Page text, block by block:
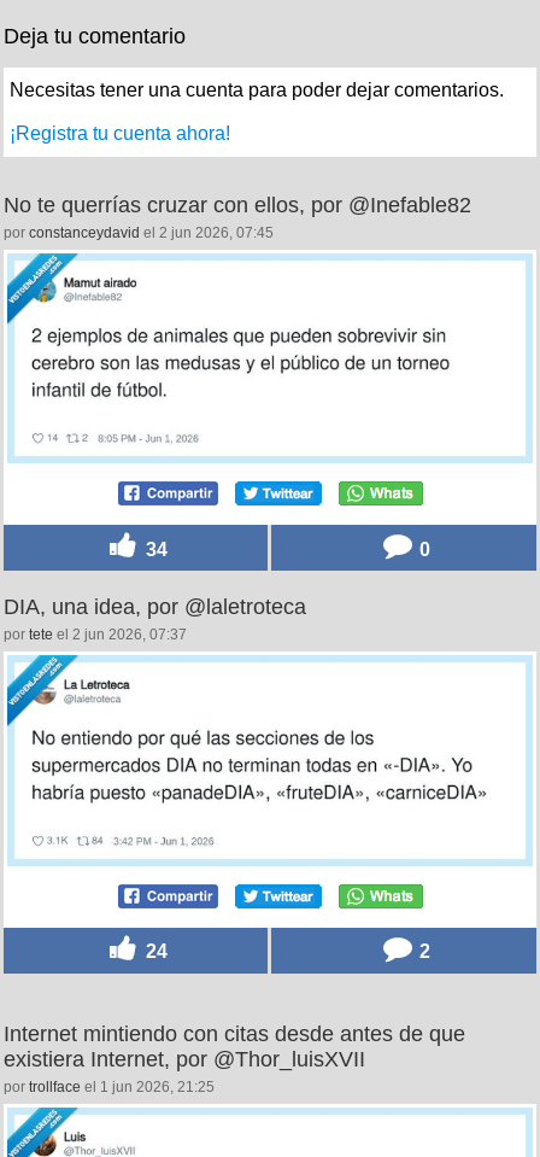
Deja tu comentario
Necesitas tener una cuenta para poder dejar comentarios.
¡Registra tu cuenta ahora!
No te querrías cruzar con ellos, por @Inefable82
por constanceydavid el 2 jun 2026, 07:45
34 0
DIA, una idea, por @laletroteca
por tete el 2 jun 2026, 07:37
24 2
Internet mintiendo con citas desde antes de que
existiera Internet, por @Thor_luisXVII
por trollface el 1 jun 2026, 21:25